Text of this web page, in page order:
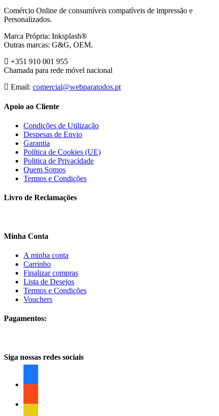
Comércio Online de consumíveis compatíveis de impressão e
Personalizados.
Marca Própria: Inksplash®
Outras marcas: G&G, OEM.
+351 910 001 955
Chamada para rede móvel nacional
Email: comercial@webparatodos.pt
Apoio ao Cliente
Condições de Utilização
Despesas de Envio
Garantia
Política de Cookies (UE)
Politica de Privacidade
Quem Somos
Termos e Condições
Livro de Reclamações
Minha Conta
A minha conta
Carrinho
Finalizar compras
Lista de Desejos
Termos e Condições
Vouchers
Pagamentos:
Siga nossas redes sociais